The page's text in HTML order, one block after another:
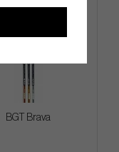
BGT Brava